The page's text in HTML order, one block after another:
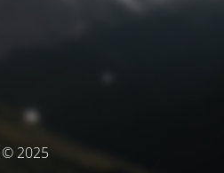
© 2025